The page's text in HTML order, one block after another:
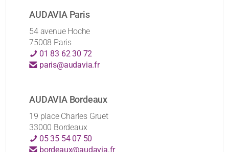
AUDAVIA Paris
54 avenue Hoche
75008 Paris
01 83 62 30 72
paris@audavia.fr
AUDAVIA Bordeaux
19 place Charles Gruet
33000 Bordeaux
05 35 54 07 50
bordeaux@audavia.fr